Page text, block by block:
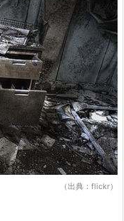
（出典：flickr）